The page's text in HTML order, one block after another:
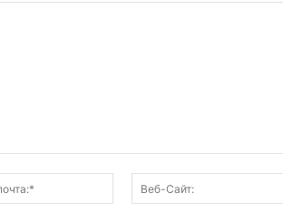
Электронная
почта:*